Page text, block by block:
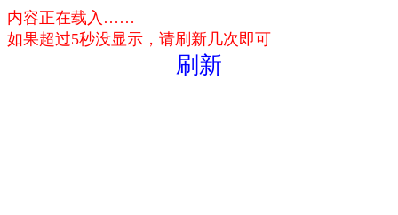
内容正在载入……
如果超过5秒没显示，请刷新几次即可
刷新